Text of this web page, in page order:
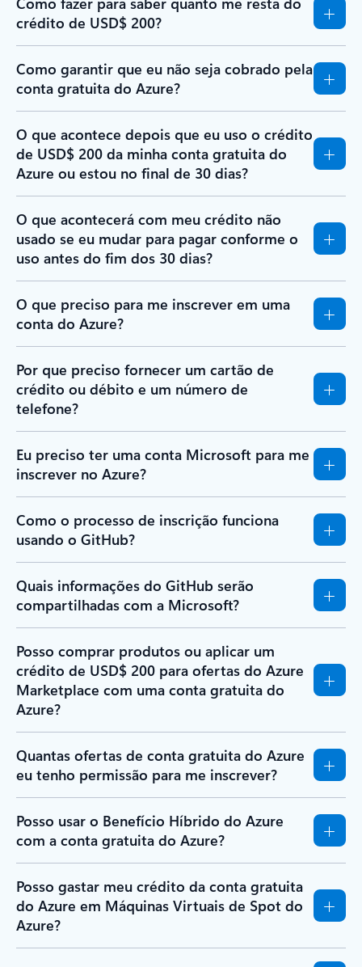
crédito de USD$ 200?
Como garantir que eu não seja cobrado pela
conta gratuita do Azure?
O que acontece depois que eu uso o crédito
de USD$ 200 da minha conta gratuita do
Azure ou estou no final de 30 dias?
O que acontecerá com meu crédito não
usado se eu mudar para pagar conforme o
uso antes do fim dos 30 dias?
O que preciso para me inscrever em uma
conta do Azure?
Por que preciso fornecer um cartão de
crédito ou débito e um número de
telefone?
Eu preciso ter uma conta Microsoft para me
inscrever no Azure?
Como o processo de inscrição funciona
usando o GitHub?
Quais informações do GitHub serão
compartilhadas com a Microsoft?
Posso comprar produtos ou aplicar um
crédito de USD$ 200 para ofertas do Azure
Marketplace com uma conta gratuita do
Azure?
Quantas ofertas de conta gratuita do Azure
eu tenho permissão para me inscrever?
Posso usar o Benefício Híbrido do Azure
com a conta gratuita do Azure?
Posso gastar meu crédito da conta gratuita
do Azure em Máquinas Virtuais de Spot do
Azure?